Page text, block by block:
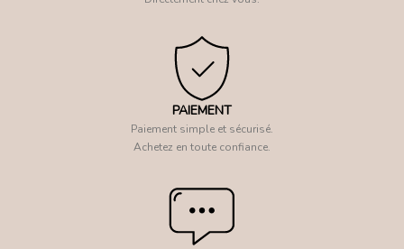
PAIEMENT
Paiement simple et sécurisé.
Achetez en toute confiance.